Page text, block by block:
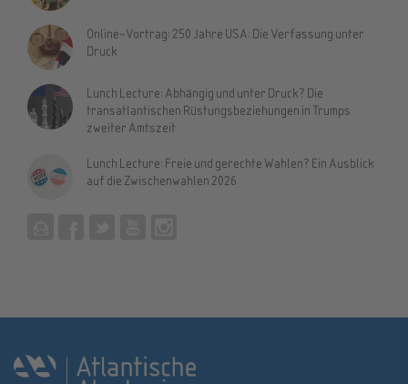
Online-Vortrag: 250 Jahre USA: Die Verfassung unter
Druck
Lunch Lecture: Abhängig und unter Druck? Die
transatlantischen Rüstungsbeziehungen in Trumps
zweiter Amtszeit
Lunch Lecture: Freie und gerechte Wahlen? Ein Ausblick
auf die Zwischenwahlen 2026